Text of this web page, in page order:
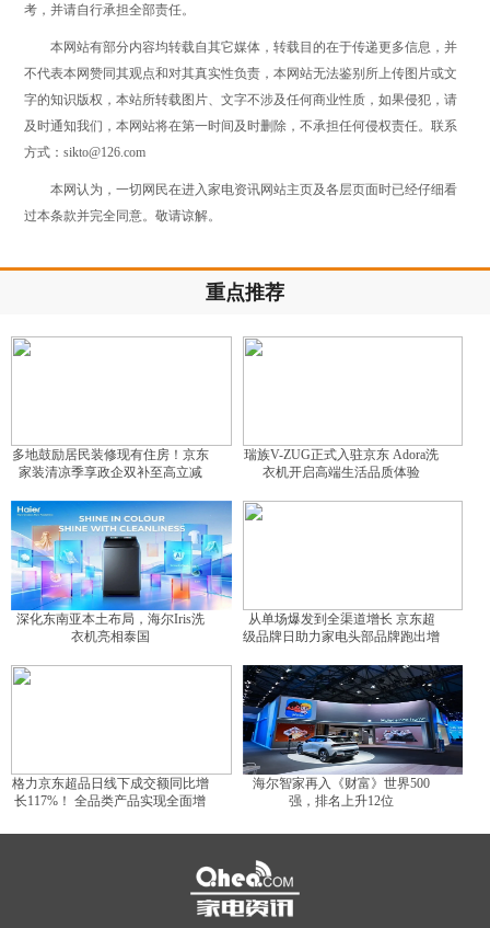
考，并请自行承担全部责任。
本网站有部分内容均转载自其它媒体，转载目的在于传递更多信息，并
不代表本网赞同其观点和对其真实性负责，本网站无法鉴别所上传图片或文
字的知识版权，本站所转载图片、文字不涉及任何商业性质，如果侵犯，请
及时通知我们，本网站将在第一时间及时删除，不承担任何侵权责任。联系
方式：sikto@126.com
本网认为，一切网民在进入家电资讯网站主页及各层页面时已经仔细看
过本条款并完全同意。敬请谅解。
重点推荐
多地鼓励居民装修现有住房！京东
家装清凉季享政企双补至高立减
瑞族V-ZUG正式入驻京东 Adora洗
衣机开启高端生活品质体验
深化东南亚本土布局，海尔Iris洗
衣机亮相泰国
从单场爆发到全渠道增长 京东超
级品牌日助力家电头部品牌跑出增
格力京东超品日线下成交额同比增
长117%！ 全品类产品实现全面增
海尔智家再入《财富》世界500
强，排名上升12位